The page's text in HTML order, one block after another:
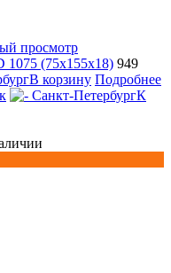
просмотр
1075 (75x155x18) 949
В корзину Подробнее
К